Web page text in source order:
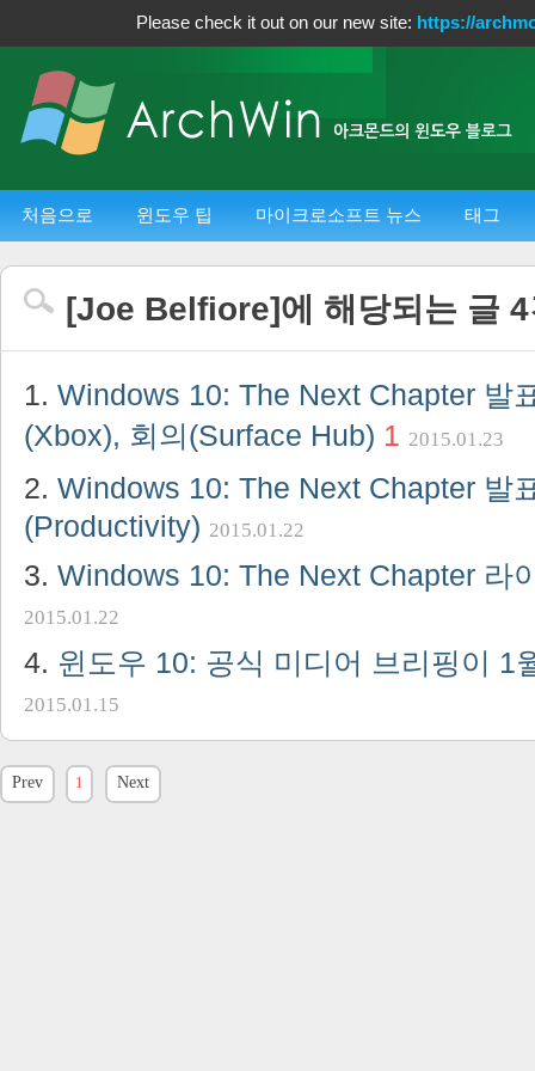
Please check it out on our new site: https://
처음으로 윈도우 팁 마이크로소프트 뉴스 태그
[Joe Belfiore]에 해당되는 글 4
Windows 10: The Next Chapter 발
(Xbox), 회의(Surface Hub) 1 2015.01.23
Windows 10: The Next Chapter 발
(Productivity) 2015.01.22
Windows 10: The Next Chapter 라
2015.01.22
윈도우 10: 공식 미디어 브리핑이 1
2015.01.15
Prev 1 Next